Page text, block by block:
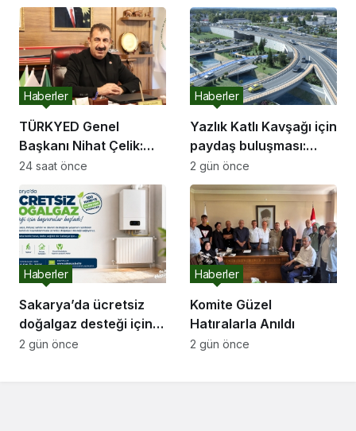
TÜRKYED Genel
Başkanı Nihat Çelik:
“Gençliğine Sahip
Çıkmayan Milletler
Geleceğini İnşa
Edemez”
Haberler
24 saat önce
Yazlık Katlı Kavşağı için
paydaş buluşması:
“İletişim kanallarımız
hep açık olacak”
Haberler
2 gün önce
Sakarya’da ücretsiz
doğalgaz desteği için
başvurular başladı
Haberler
2 gün önce
Komite Güzel
Hatıralarla Anıldı
Haberler
2 gün önce